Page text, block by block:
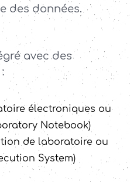
des données.
avec des
électroniques ou
Notebook)
de laboratoire ou
System)